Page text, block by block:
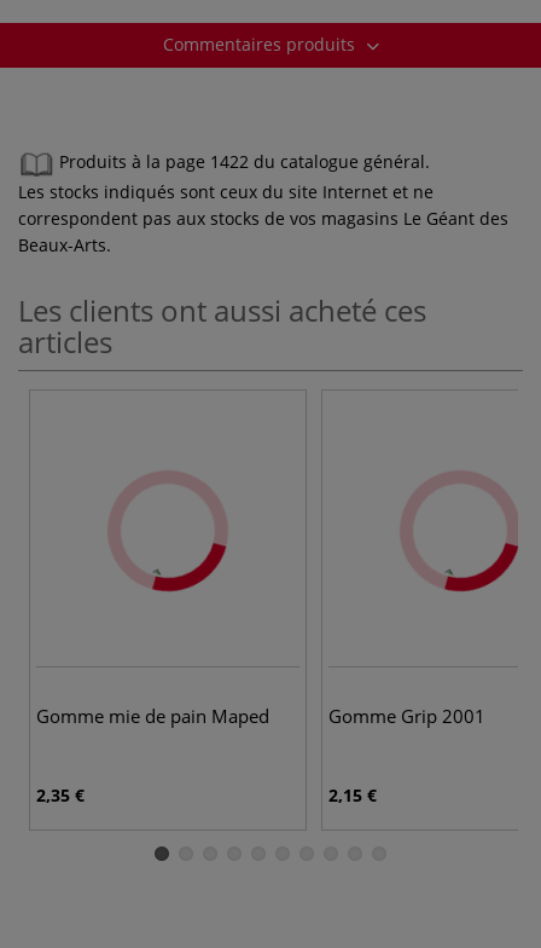
Commentaires produits
Produits à la page 1422 du catalogue général.
Les stocks indiqués sont ceux du site Internet et ne
correspondent pas aux stocks de vos magasins Le Géant des
Beaux-Arts.
Les clients ont aussi acheté ces
articles
Gomme mie de pain Maped
2,35 €
Gomme Grip 2001
2,15 €